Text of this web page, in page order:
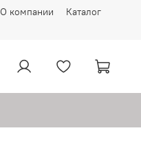
О компании Каталог